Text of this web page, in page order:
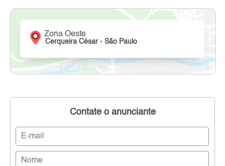
Zona Oeste
Cerqueira César - São Paulo
Contate o anunciante